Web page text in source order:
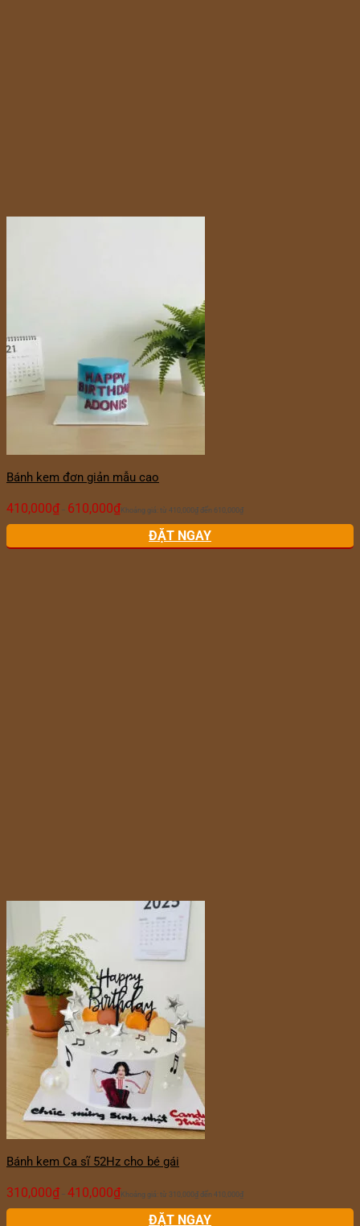
Bánh kem đơn giản mẫu cao
410,000₫ – 610,000₫ Khoảng giá: từ 410,000₫ đến 610,000₫
ĐẶT NGAY
Bánh kem Ca sĩ 52Hz cho bé gái
310,000₫ – 410,000₫ Khoảng giá: từ 310,000₫ đến 410,000₫
ĐẶT NGAY